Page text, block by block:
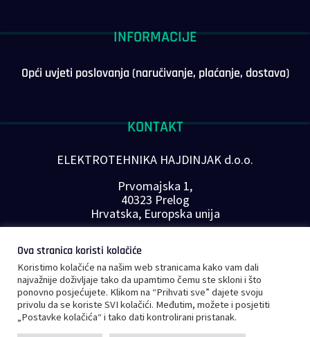
INFORMACIJE
Opći uvjeti poslovanja (naručivanje, plaćanje, dostava)
KONTAKT
ELEKTROTEHNIKA HAJDINJAK d.o.o.
Prvomajska 1,
40323 Prelog
Hrvatska, Europska unija
E-mail:info@plc-supplier.eu
PRATITE NAS NA DRUŠTVENIM MREŽAMA
Ova stranica koristi kolačiće
Koristimo kolačiće na našim web stranicama kako vam dali
najvažnije doživljaje tako da upamtimo čemu ste skloni i što
ponovno posjećujete. Klikom na “Prihvati sve” dajete svoju
privolu da se koriste SVI kolačići. Međutim, možete i posjetiti
„Postavke kolačića“ i tako dati kontrolirani pristanak.